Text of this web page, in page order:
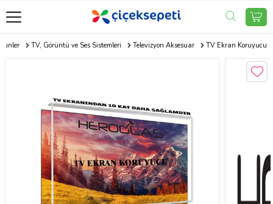
TV, Görüntü ve Ses Sistemleri Televizyon Aksesuar TV Ekran Koruyucu